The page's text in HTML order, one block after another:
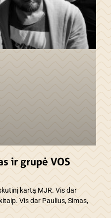
ir grupė VOS
kartą MJR. Vis dar
Vis dar Paulius, Simas,